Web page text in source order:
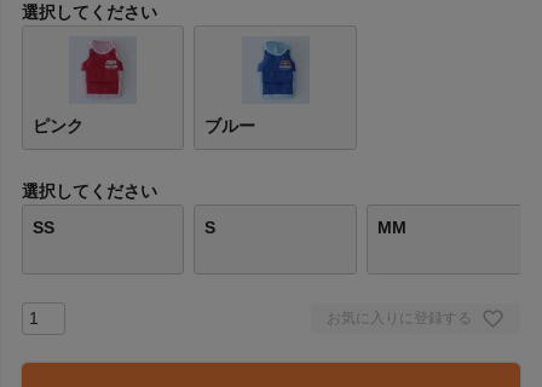
選択してください
ピンク ブルー
選択してください
SS
S MM
お気に入りに登録する